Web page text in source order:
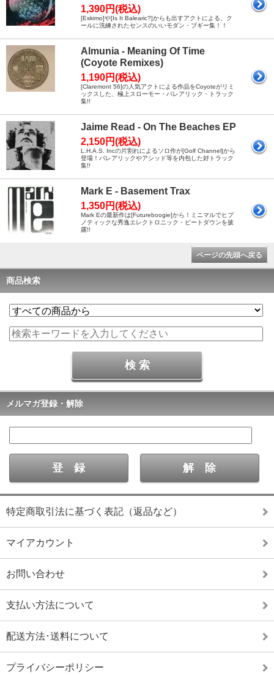
1,390円(税込)
[Eskimo]や[Is It Balearic?]からも出すアクトによる、ク
ールに洗練されたセンスのいいモダン・ブギー集！！
Almunia - Meaning Of Time
(Coyote Remixes)
1,190円(税込)
[Claremont 56]の人気アクトによる作品をCoyoteがリミ
ックスした、極上スローモー・バレアリック・トラック
集!!
Jaime Read - On The Beaches EP
2,150円(税込)
L.H.A.S. Incの片割れによるソロ作が[Golf Channel]から
登場！バレアリックやアシッド等を内包した好トラック
集!!
Mark E - Basement Trax
1,350円(税込)
Mark Eの最新作は[Futureboogie]から！ミニマルでヒプ
ノティックな秀逸エレクトロニック・ビートダウンを披
露!!
ページの先頭へ戻る
商品検索
メルマガ登録・解除
特定商取引法に基づく表記（返品など）
マイアカウント
お問い合わせ
支払い方法について
配送方法･送料について
プライバシーポリシー